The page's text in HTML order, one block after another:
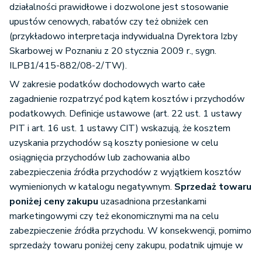
działalności prawidłowe i dozwolone jest stosowanie
upustów cenowych, rabatów czy też obniżek cen
(przykładowo interpretacja indywidualna Dyrektora Izby
Skarbowej w Poznaniu z 20 stycznia 2009 r., sygn.
ILPB1/415-882/08-2/TW).
W zakresie podatków dochodowych warto całe
zagadnienie rozpatrzyć pod kątem kosztów i przychodów
podatkowych. Definicje ustawowe (art. 22 ust. 1 ustawy
PIT i art. 16 ust. 1 ustawy CIT) wskazują, że kosztem
uzyskania przychodów są koszty poniesione w celu
osiągnięcia przychodów lub zachowania albo
zabezpieczenia źródła przychodów z wyjątkiem kosztów
wymienionych w katalogu negatywnym. Sprzedaż towaru
poniżej ceny zakupu uzasadniona przesłankami
marketingowymi czy też ekonomicznymi ma na celu
zabezpieczenie źródła przychodu. W konsekwencji, pomimo
sprzedaży towaru poniżej ceny zakupu, podatnik ujmuje w